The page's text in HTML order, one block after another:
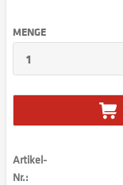
MENGE
Artikel-
Nr.: